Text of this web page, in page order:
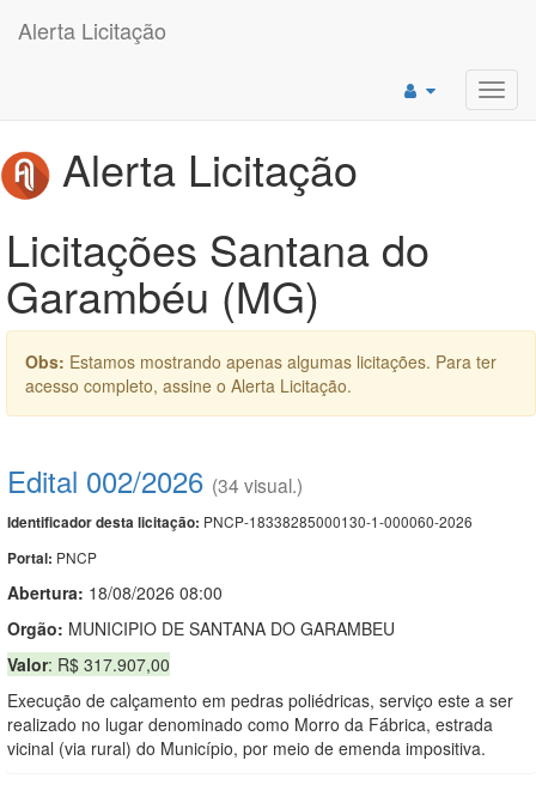
Alerta Licitação
Alerta Licitação
Licitações Santana do
Garambéu (MG)
Obs: Estamos mostrando apenas algumas licitações. Para ter
acesso completo, assine o Alerta Licitação.
Edital 002/2026 (34 visual.)
Identificador desta licitação: PNCP-18338285000130-1-000060-2026
Portal: PNCP
Abertura: 18/08/2026 08:00
Orgão: MUNICIPIO DE SANTANA DO GARAMBEU
Valor: R$ 317.907,00
Execução de calçamento em pedras poliédricas, serviço este a ser
realizado no lugar denominado como Morro da Fábrica, estrada
vicinal (via rural) do Município, por meio de emenda impositiva.